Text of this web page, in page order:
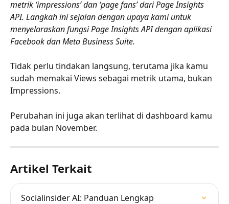
metrik ‘impressions’ dan ‘page fans’ dari Page Insights
API. Langkah ini sejalan dengan upaya kami untuk
menyelaraskan fungsi Page Insights API dengan aplikasi
Facebook dan Meta Business Suite.
Tidak perlu tindakan langsung, terutama jika kamu
sudah memakai Views sebagai metrik utama, bukan
Impressions.
Perubahan ini juga akan terlihat di dashboard kamu
pada bulan November.
Artikel Terkait
Socialinsider AI: Panduan Lengkap